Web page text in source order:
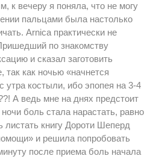
к вечеру я поняла, что не могу
пальцами была настолько
Arnica практически не
по знакомству
и сказал заготовить
как ночью «начнется
утра костыли, ибо эпопея на 3-4
А ведь мне на днях предстоит
боль стала нарастать, равно
листать книгу Дороти Шеперд
и решила попробовать
после приема боль начала